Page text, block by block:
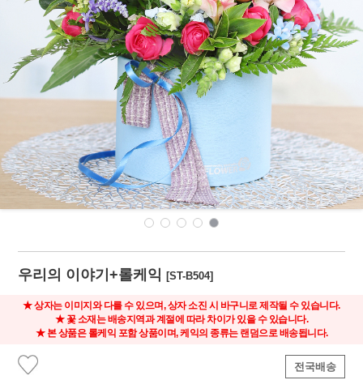
우리의 이야기+롤케익[ST-B504]
★ 상자는 이미지와 다를 수 있으며, 상자 소진 시 바구니로 제작될 수 있습니다.
★ 꽃 소재는 배송지역과 계절에 따라 차이가 있을 수 있습니다.
★ 본 상품은 롤케익 포함 상품이며, 케익의 종류는 랜덤으로 배송됩니다.
전국배송